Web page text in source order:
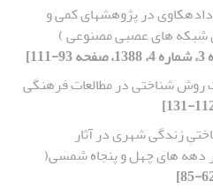
در پژوهشهای کمی و
شبکه های عصبی مصنوعی )
روش شناختی در مطالعات فرهنگی
زندگی شهری در آثار
دهه های چهل و پنجاه شمسی(